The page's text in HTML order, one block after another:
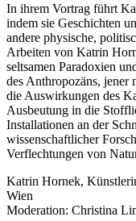
In ihrem Vortrag führt
indem sie Geschichten
andere physische,
Arbeiten von Katrin
seltsamen Paradoxien
des Anthropozäns, jener
die Auswirkungen des
Ausbeutung in die
Installationen an der
wissenschaftlicher
Verflechtungen von
Katrin Hornek,
Wien
Moderation: Christina